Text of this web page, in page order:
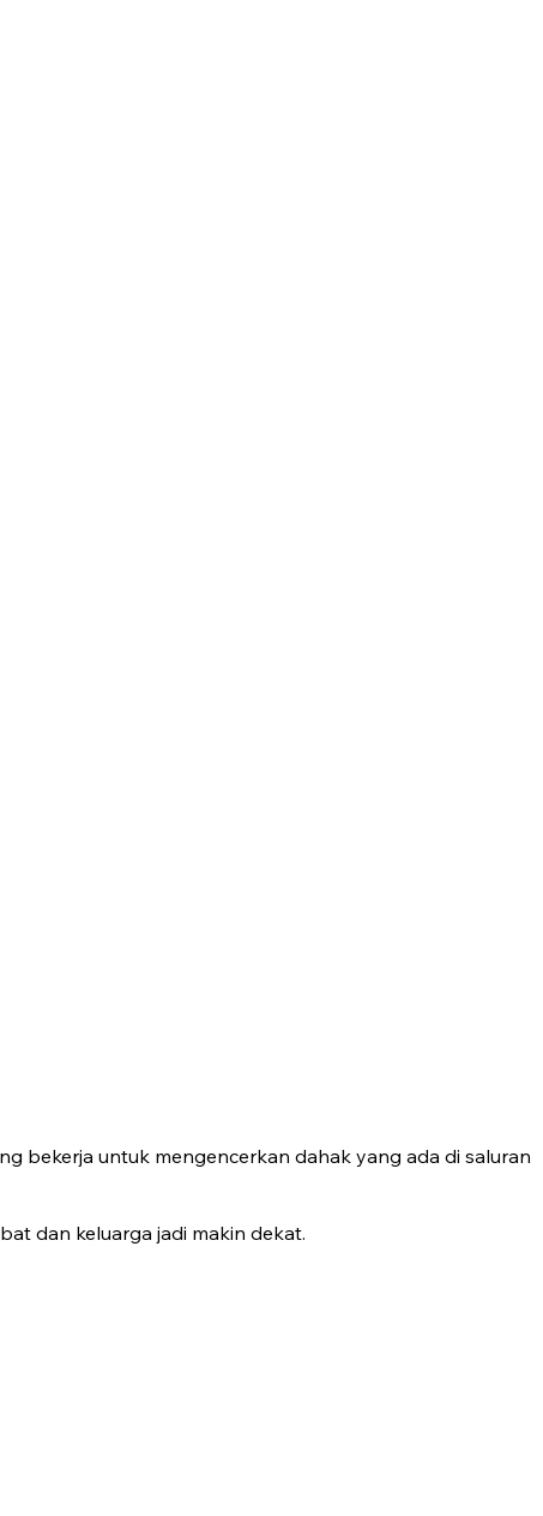
bekerja untuk mengencerkan dahak yang ada di saluran
dan keluarga jadi makin dekat.